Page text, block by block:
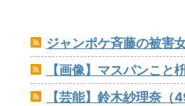
ジャンポケ斉藤の被害女性「バウムクーヘン売ったり
【画像】マスパンこと枡田絵理奈ア
【芸能】鈴木紗理奈（49）被災